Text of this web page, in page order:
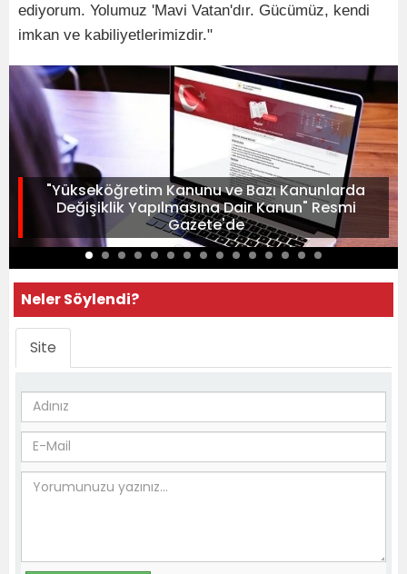
ediyorum. Yolumuz 'Mavi Vatan'dır. Gücümüz, kendi
imkan ve kabiliyetlerimizdir."
"Yükseköğretim Kanunu ve Bazı Kanunlarda
Değişiklik Yapılmasına Dair Kanun" Resmi
Gazete'de
Neler Söylendi?
Site